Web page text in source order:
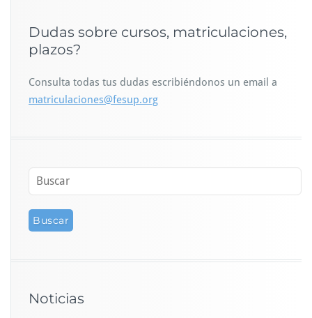
Dudas sobre cursos, matriculaciones,
plazos?
Consulta todas tus dudas escribiéndonos un email a
matriculaciones@fesup.org
Noticias